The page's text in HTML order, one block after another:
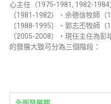
心主任（1975-1981, 1982-
（1981-1982）、佘德信牧師
（1988-1995）、郭志丕牧師
（2005-2008），現任主任為
的發展大致可分為三個階段：